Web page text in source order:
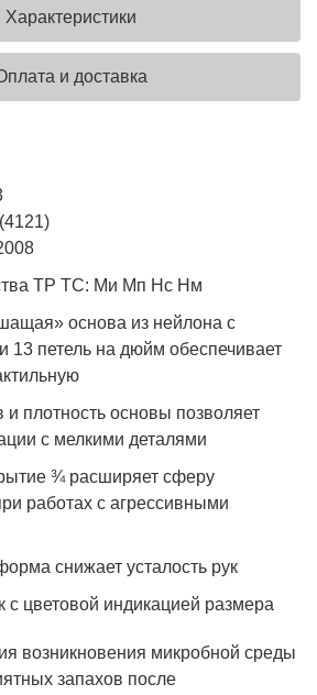
Характеристики
и доставка
ТР ТС: Ми Мп Нс Нм
основа из нейлона с
13 петель на дюйм обеспечивает
и плотность основы позволяет
с мелкими деталями
¾ расширяет сферу
работах с агрессивными
снижает усталость рук
с цветовой индикацией размера
возникновения микробной среды
запахов после